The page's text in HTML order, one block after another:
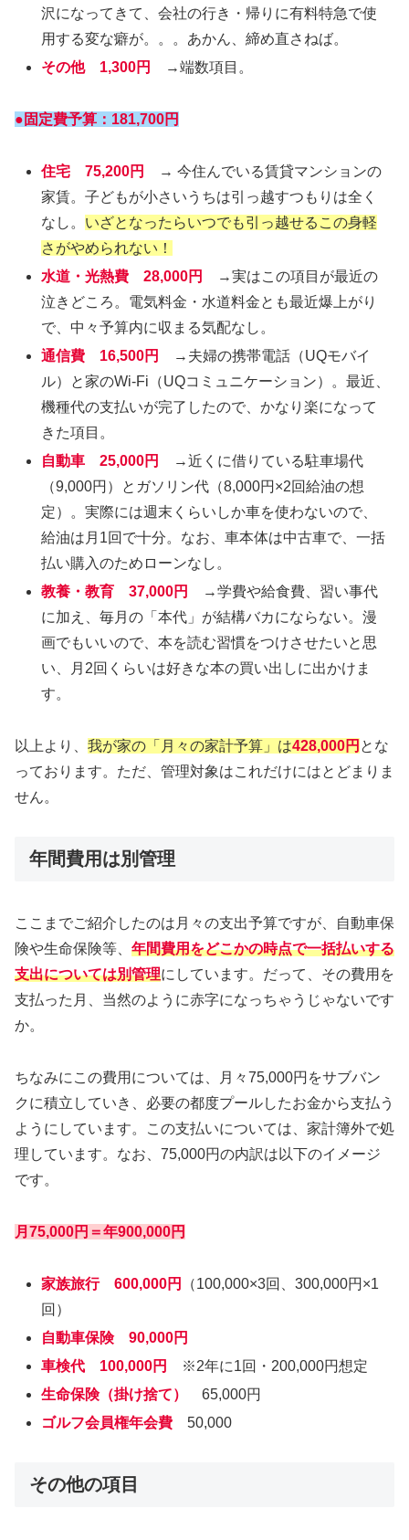
沢になってきて、会社の行き・帰りに有料特急で使
用する変な癖が。。。あかん、締め直さねば。
その他 1,300円
→端数項目。
●固定費予算：181,700円
住宅 75,200円
→ 今住んでいる賃貸マンションの
家賃。子どもが小さいうちは引っ越すつもりは全く
なし。 いざとなったらいつでも引っ越せるこの身軽
さがやめられない！
水道・光熱費 28,000円
→実はこの項目が最近の
泣きどころ。電気料金・水道料金とも最近爆上がり
で、中々予算内に収まる気配なし。
通信費 16,500円
→夫婦の携帯電話（UQモバイ
ル）と家のWi-Fi（UQコミュニケーション）。最近、
機種代の支払いが完了したので、かなり楽になって
きた項目。
自動車 25,000円
→近くに借りている駐車場代
（9,000円）とガソリン代（8,000円×2回給油の想
定）。実際には週末くらいしか車を使わないので、
給油は月1回で十分。なお、車本体は中古車で、一括
払い購入のためローンなし。
教養・教育 37,000円
→学費や給食費、習い事代
に加え、毎月の「本代」が結構バカにならない。漫
画でもいいので、本を読む習慣をつけさせたいと思
い、月2回くらいは好きな本の買い出しに出かけま
す。
以上より、 我が家の「月々の家計予算」は428,000円 とな
っております。ただ、管理対象はこれだけにはとどまりま
せん。
年間費用は別管理
ここまでご紹介したのは月々の支出予算ですが、自動車保
険や生命保険等、 年間費用をどこかの時点で一括払いする
支出については別管理にしています。だって、その費用を
支払った月、当然のように赤字になっちゃうじゃないです
か。
ちなみにこの費用については、月々75,000円をサブバン
クに積立していき、必要の都度プールしたお金から支払う
ようにしています。この支払いについては、家計簿外で処
理しています。なお、75,000円の内訳は以下のイメージ
です。
月75,000円＝年900,000円
家族旅行 600,000円
（100,000×3回、300,000円×1
回）
自動車保険
90,000円
車検代 100,000円
※2年に1回・200,000円想定
生命保険（掛け捨て）
65,000円
ゴルフ会員権年会費 50,000
その他の項目